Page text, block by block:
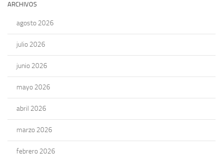
ARCHIVOS
agosto 2026
julio 2026
junio 2026
mayo 2026
abril 2026
marzo 2026
febrero 2026